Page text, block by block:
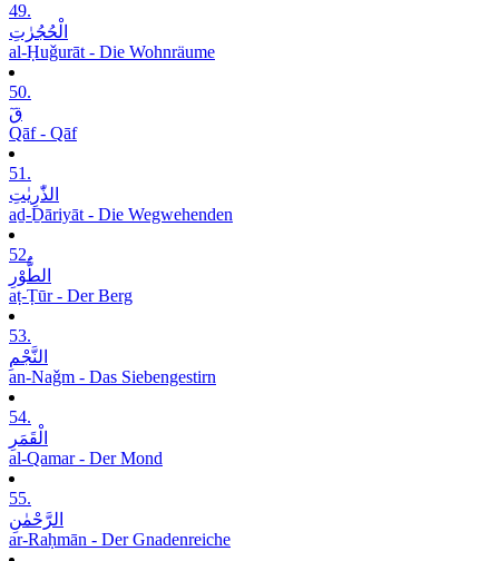
49.
الْحُجُرٰتِ
al-Ḥuǧurāt - Die Wohnräume
50.
قٓ
Qāf - Qāf
51.
الذّٰرِیٰتِ
aḏ-Ḏāriyāt - Die Wegwehenden
52.
الطُّوْرِ
aṭ-Ṭūr - Der Berg
53.
النَّجْمِ
an-Naǧm - Das Siebengestirn
54.
الْقَمَرِ
al-Qamar - Der Mond
55.
الرَّحْمٰنِ
ar-Raḥmān - Der Gnadenreiche